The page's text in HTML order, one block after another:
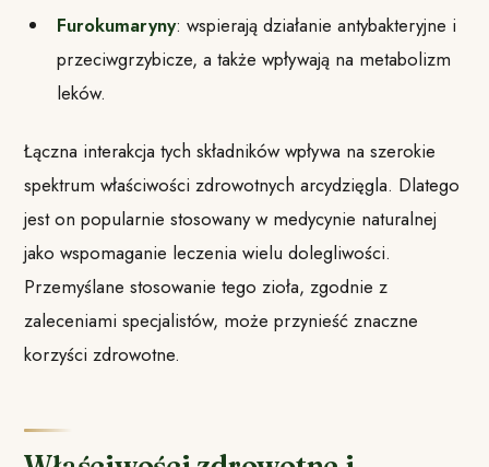
Furokumaryny: wspierają działanie antybakteryjne i
przeciwgrzybicze, a także wpływają na metabolizm
leków.
Łączna interakcja tych składników wpływa na szerokie
spektrum właściwości zdrowotnych arcydzięgla. Dlatego
jest on popularnie stosowany w medycynie naturalnej
jako wspomaganie leczenia wielu dolegliwości.
Przemyślane stosowanie tego zioła, zgodnie z
zaleceniami specjalistów, może przynieść znaczne
korzyści zdrowotne.